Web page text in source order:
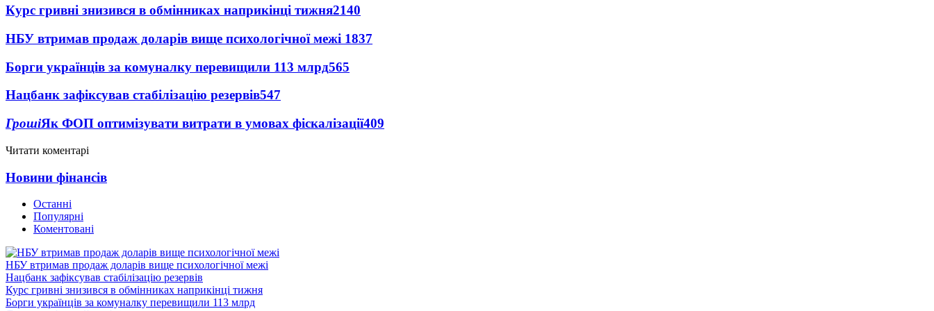
Курс гривні знизився в обмінниках наприкінці тижня2140
НБУ втримав продаж доларів вище психологічної межі 1837
Борги українців за комуналку перевищили 113 млрд565
Нацбанк зафіксував стабілізацію резервів547
ГрошіЯк ФОП оптимізувати витрати в умовах фіскалізації409
Читати коментарі
Новини фінансів
Останні
Популярні
Коментовані
НБУ втримав продаж доларів вище психологічної межі
Нацбанк зафіксував стабілізацію резервів
Курс гривні знизився в обмінниках наприкінці тижня
Борги українців за комуналку перевищили 113 млрд